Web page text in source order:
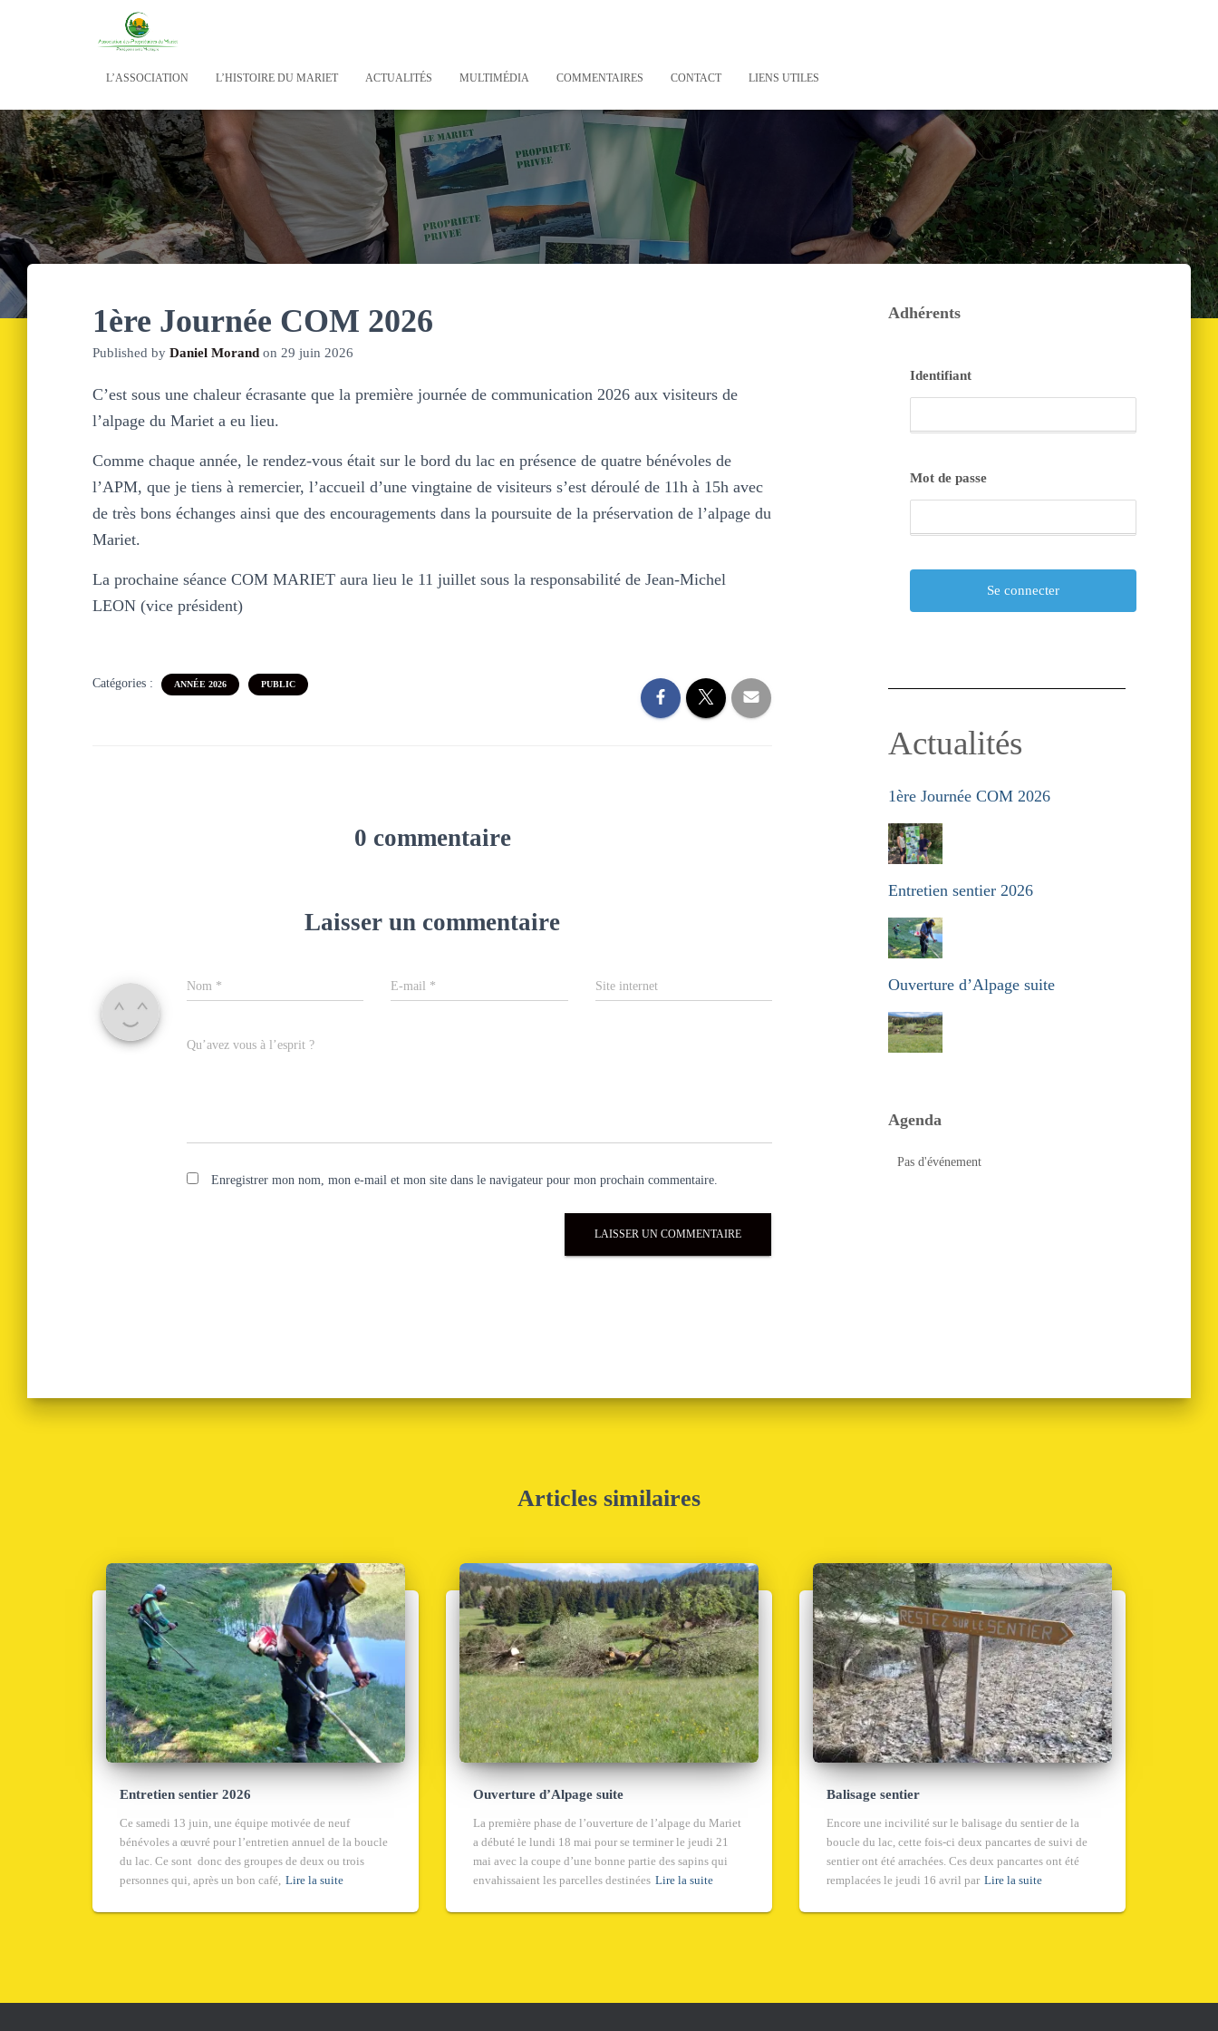
L’ASSOCIATION L’HISTOIRE DU MARIET ACTUALITÉS MULTIMÉDIA COMMENTAIRES CONTACT LIENS UTILES
1ère Journée COM 2026
Published by Daniel Morand on 29 juin 2026
C’est sous une chaleur écrasante que la première journée de communication 2026 aux visiteurs de
l’alpage du Mariet a eu lieu.
Comme chaque année, le rendez-vous était sur le bord du lac en présence de quatre bénévoles de
l’APM, que je tiens à remercier, l’accueil d’une vingtaine de visiteurs s’est déroulé de 11h à 15h avec
de très bons échanges ainsi que des encouragements dans la poursuite de la préservation de l’alpage du
Mariet.
La prochaine séance COM MARIET aura lieu le 11 juillet sous la responsabilité de Jean-Michel
LEON (vice président)
Catégories : ANNÉE 2026 PUBLIC
0 commentaire
Laisser un commentaire
Nom * E-mail * Site internet
Qu’avez vous à l’esprit ?
Enregistrer mon nom, mon e-mail et mon site dans le navigateur pour mon prochain commentaire.
Adhérents
Identifiant
Mot de passe
Actualités
1ère Journée COM 2026
Entretien sentier 2026
Ouverture d’Alpage suite
Agenda
Pas d'événement
Articles similaires
Entretien sentier 2026
Ce samedi 13 juin, une équipe motivée de neuf
bénévoles a œuvré pour l’entretien annuel de la boucle
du lac. Ce sont donc des groupes de deux ou trois
personnes qui, après un bon café, Lire la suite
Ouverture d’Alpage suite
La première phase de l’ouverture de l’alpage du Mariet
a débuté le lundi 18 mai pour se terminer le jeudi 21
mai avec la coupe d’une bonne partie des sapins qui
envahissaient les parcelles destinées Lire la suite
Balisage sentier
Encore une incivilité sur le balisage du sentier de la
boucle du lac, cette fois-ci deux pancartes de suivi de
sentier ont été arrachées. Ces deux pancartes ont été
remplacées le jeudi 16 avril par Lire la suite